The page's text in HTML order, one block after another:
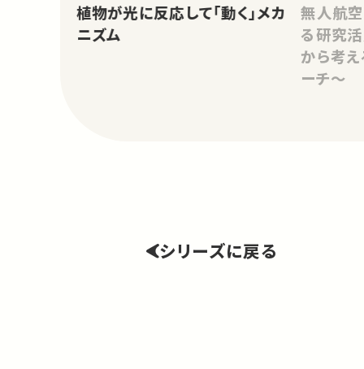
植物が光に反応して「動く」メカ
ニズム
無人航空
る研究
から考
ーチ～
シリーズに戻る